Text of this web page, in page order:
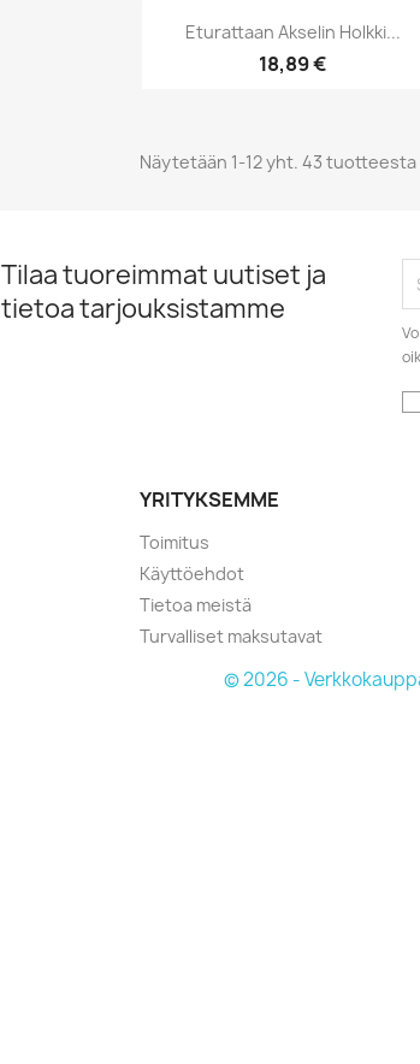
Pikakatselu
Eturattaan Akselin Holkki...
18,89 €
Näytetään 1-12 yht. 43 tuotteesta
Tilaa tuoreimmat uutiset ja
tietoa tarjouksistamme
YRITYKSEMME
Toimitus
Käyttöehdot
Tietoa meistä
Turvalliset maksutavat
© 2026 -